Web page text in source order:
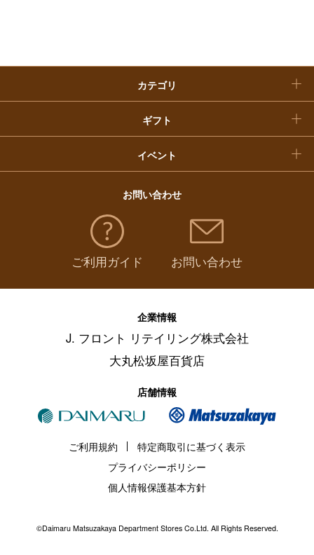
カテゴリ
ギフト
イベント
福袋
お問い合わせ
ご利用ガイド お問い合わせ
企業情報
J. フロント リテイリング株式会社
大丸松坂屋百貨店
店舗情報
ご利用規約
特定商取引に基づく表示
プライバシーポリシー
個人情報保護基本方針
©Daimaru Matsuzakaya Department Stores Co.Ltd. All Rights Reserved.